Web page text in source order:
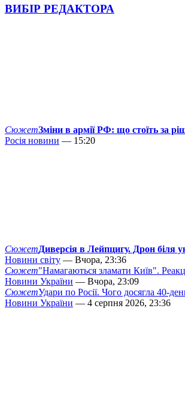
ВИБІР РЕДАКТОРА
СюжетЗміни в армії РФ: що стоїть за
Росія новини — 15:20
СюжетДиверсія в Лейпцигу. Дрон біля
Новини світу — Вчора, 23:36
Сюжет"Намагаються зламати Київ".
Новини України — Вчора, 23:09
СюжетУдари по Росії. Чого досягла 40-
Новини України — 4 серпня 2026, 23:36